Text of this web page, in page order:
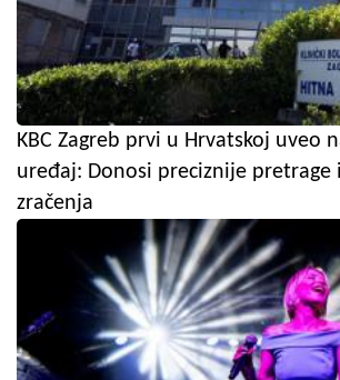
KBC Zagreb prvi u Hrvatskoj uveo
uređaj: Donosi preciznije pretrage
zračenja